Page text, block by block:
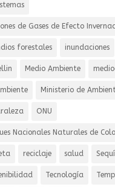
de Gases de Efecto
forestales inundaciones
Medio Ambiente
Ministerio de
ONU
Nacionales Naturales de
reciclaje salud
Tecnología